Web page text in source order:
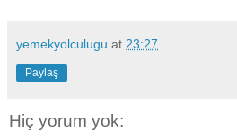
yemekyolculugu at 23:27
Paylaş
Hiç yorum yok: